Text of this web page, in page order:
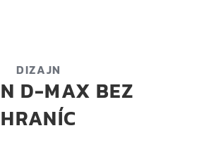
DIZAJN
D-MAX BEZ
HRANÍC